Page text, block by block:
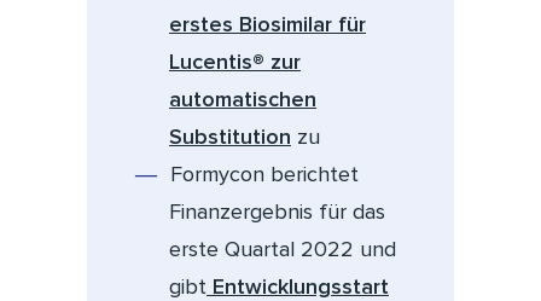
erstes Biosimilar für
Lucentis® zur
automatischen
Substitution zu
Formycon berichtet
Finanzergebnis für das
erste Quartal 2022 und
gibt Entwicklungsstart